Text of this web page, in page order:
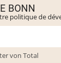
BONN
politique de
von Total